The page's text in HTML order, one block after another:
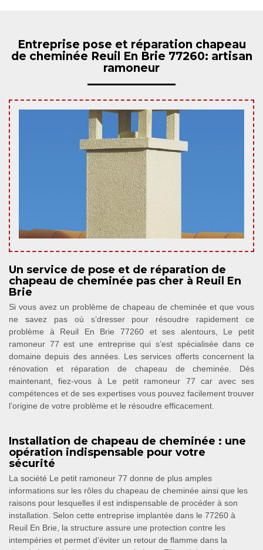
Entreprise pose et réparation chapeau
de cheminée Reuil En Brie 77260: artisan
ramoneur
Un service de pose et de réparation de
chapeau de cheminée pas cher à Reuil En
Brie
Si vous avez un problème de chapeau de cheminée et que vous
ne savez pas où s’dresser pour résoudre rapidement ce
problème à Reuil En Brie 77260 et ses alentours, Le petit
ramoneur 77 est une entreprise qui s’est spécialisée dans ce
domaine depuis des années. Les services offerts concernent la
rénovation et réparation de chapeau de cheminée. Dès
maintenant, fiez-vous à Le petit ramoneur 77 car avec ses
compétences et de ses expertises vous pouvez facilement trouver
l’origine de votre problème et le résoudre efficacement.
Installation de chapeau de cheminée : une
opération indispensable pour votre
sécurité
La société Le petit ramoneur 77 donne de plus amples
informations sur les rôles du chapeau de cheminée ainsi que les
raisons pour lesquelles il est indispensable de procéder à son
installation. Selon cette entreprise implantée dans le 77260 à
Reuil En Brie, la structure assure une protection contre les
intempéries et permet d’éviter un retour de flamme dans la